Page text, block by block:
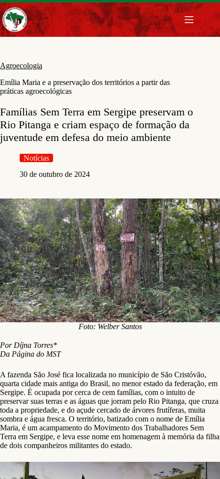
Pular
para
o
conteúdo
Agroecologia
Emília Maria e a preservação dos territórios a partir das
práticas agroecológicas
Famílias Sem Terra em Sergipe preservam o
Rio Pitanga e criam espaço de formação da
juventude em defesa do meio ambiente
Notícias
30 de outubro de 2024
Foto: Welber Santos
Por Díjna Torres*
Da Página do MST
A fazenda São José fica localizada no município de São Cristóvão,
quarta cidade mais antiga do Brasil, no menor estado da federação, em
Sergipe. É ocupada por cerca de cem famílias, com o intuito de
preservar suas terras e as águas que jorram pelo Rio Pitanga, que cruza
toda a propriedade, e do açude cercado de árvores frutíferas, muita
sombra e água fresca. O território, batizado com o nome de Emília
Maria, é um acampamento do Movimento dos Trabalhadores Sem
Terra em Sergipe, e leva esse nome em homenagem à memória da filha
de dois companheiros militantes do estado.